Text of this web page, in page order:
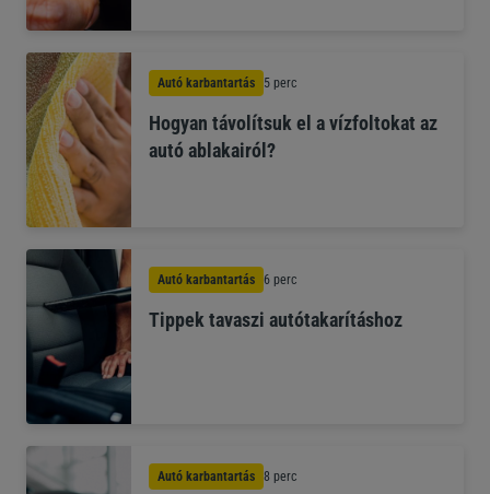
Autó karbantartás 5 perc
Hogyan távolítsuk el a vízfoltokat az
autó ablakairól?
Autó karbantartás 6 perc
Tippek tavaszi autótakarításhoz
Autó karbantartás 8 perc